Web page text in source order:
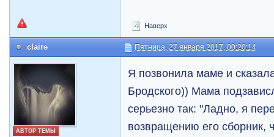
Наверх
claire Пятница, 27 января 2017, 00:20:14
АВТОР ТЕМЫ
Я позвонила маме и
Бродского)) Мама
серьезно так: "Ладно, я
возвращению его сборник,